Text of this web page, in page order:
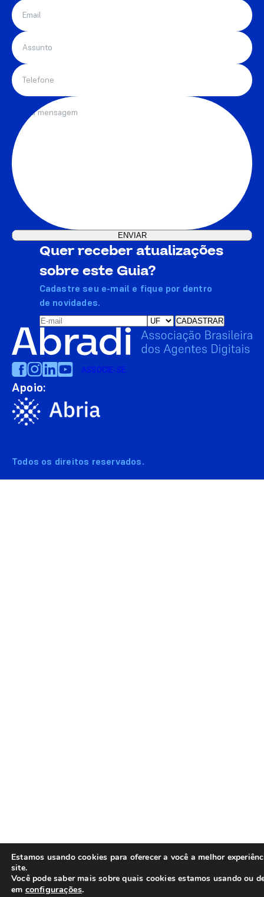
Quer receber atualizações
sobre este Guia?
Cadastre seu e-mail e fique por dentro
de novidades.
ASSOCIE-SE
Apoio:
Todos os direitos reservados.
Estamos usando cookies para oferecer a você a melhor
site.
Você pode saber mais sobre quais cookies estamos usando ou
em configurações.